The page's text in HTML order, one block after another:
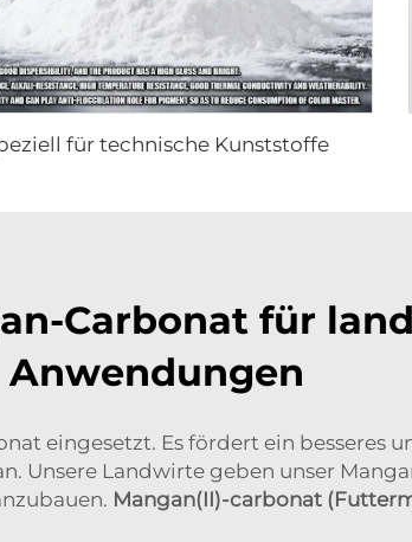
für technische Kunststoffe
Carbonat für
Anwendungen
eingesetzt. Es fördert ein besseres
Unsere Landwirte geben unser
Mangan(II)-carbonat